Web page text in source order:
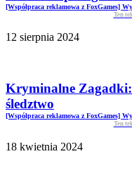
[Współpraca reklamowa z FoxGames]
Ten
12 sierpnia 2024
Kryminalne
śledztwo
[Współpraca reklamowa z FoxGames]
Ten
18 kwietnia 2024